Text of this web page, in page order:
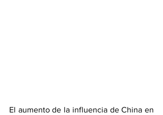
El aumento de la influencia de China en